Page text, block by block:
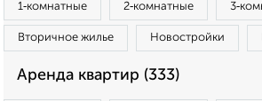
1‑комнатные 2‑комнатные
Вторичное жилье Новостройки
Аренда квартир (333)